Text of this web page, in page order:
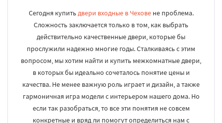
Сегодня купитьдвери входные в Чеховене проблема.
Сложность заключается только в том, как выбрать
действительно качественные двери, которые бы
прослужили надежно многие годы. Сталкиваясь с этим
вопросом, мы хотим найти и купить межкомнатные двери,
в которых бы идеально сочеталось понятие цены и
качества. Не менее важную роль играет и дизайн, а также
гармоничная игра модели с интерьером нашего дома. Но
если так разобраться, то все эти понятия не совсем
конкретные и вряд ли помогут определиться нам с